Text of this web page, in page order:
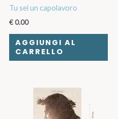
Tu sei un capolavoro
€0.00
AGGIUNGI AL
CARRELLO